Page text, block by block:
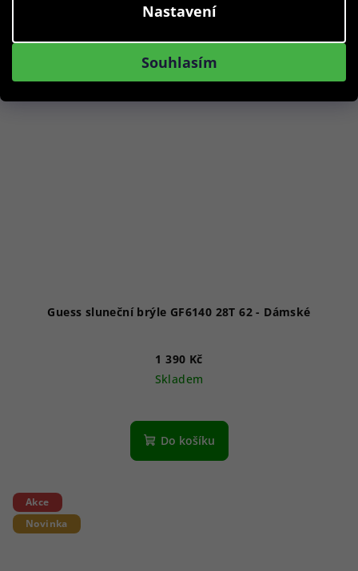
Nastavení
Souhlasím
Guess sluneční brýle GF6140 28T 62 - Dámské
1 390 Kč
Skladem
Do košíku
Akce
Novinka